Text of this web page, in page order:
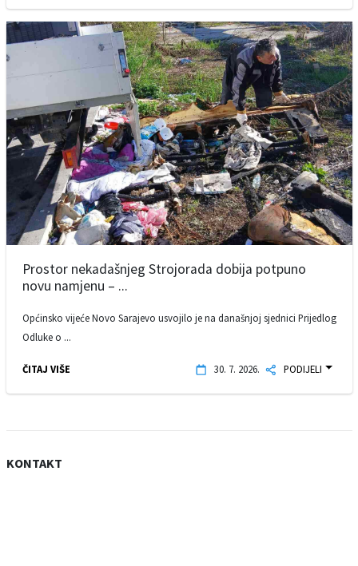
Prostor nekadašnjeg Strojorada dobija potpuno
novu namjenu – ...
Općinsko vijeće Novo Sarajevo usvojilo je na današnjoj sjednici Prijedlog
Odluke o ...
ČITAJ VIŠE 30. 7. 2026. PODIJELI
KONTAKT